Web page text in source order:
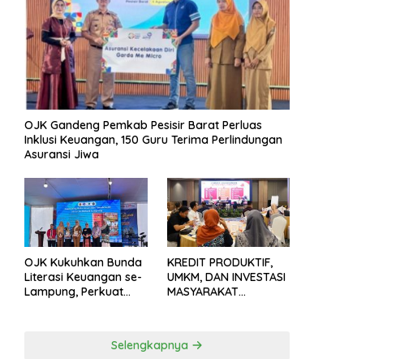
OJK Gandeng Pemkab Pesisir Barat Perluas
Inklusi Keuangan, 150 Guru Terima Perlindungan
Asuransi Jiwa
OJK Kukuhkan Bunda
Literasi Keuangan se-
Lampung, Perkuat
KREDIT PRODUKTIF,
UMKM, DAN INVESTASI
MASYARAKAT
Selengkapnya